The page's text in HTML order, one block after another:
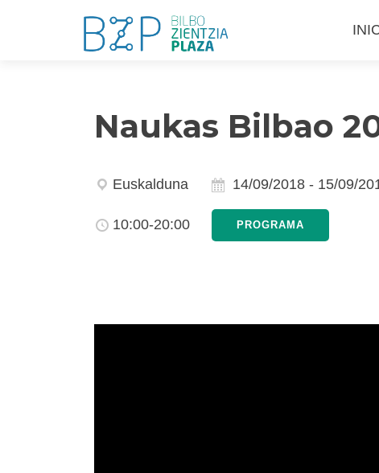
al
Naukas Bilbao
Euskalduna 14/09/2018 - 15/09/
10:00-20:00 PROGRAMA